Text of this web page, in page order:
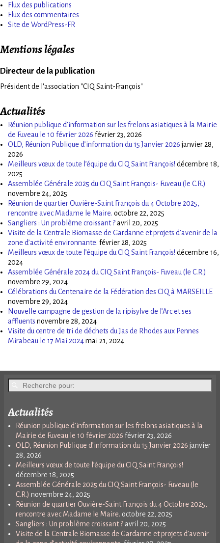
Flux des publications
Flux des commentaires
Site de WordPress-FR
Mentions légales
Directeur de la publication
Président de l'association "CIQ Saint-François"
Actualités
Réunion publique d’information sur les frelons asiatiques à la Mairie
de Fuveau le 10 février 2026 février 23, 2026
OLD, Réunion Publique d’information du 15 Janvier 2026 janvier 28,
2026
Meilleurs vœux de toute l’équipe du CIQ Saint François! décembre 18,
2025
Assemblée Générale 2025 du CIQ Saint François- Fuveau (le C.R.)
novembre 24, 2025
Réunion de quartier Ouvière-Saint François du 4 Octobre 2025,
rencontre avec Madame le Maire. octobre 22, 2025
Sangliers : Un problème croissant ?avril 20, 2025
Visite de la Centrale Biomasse de Gardanne et projets d’avenir de la
zone d’activité environnante. février 28, 2025
Meilleurs vœux de toute l’équipe du CIQ Saint François! décembre 16,
2024
Assemblée Générale 2024 du CIQ Saint François- Fuveau (le C.R.)
novembre 29, 2024
Célébrations du Centenaire de la Fédération des CIQ à MARSEILLE
novembre 29, 2024
Nouvelle campagne de gestion de la ripisylve de l’Arc et ses
affluents novembre 28, 2024
Visite du centre de tri de déchets du Jas de Rhodes aux Pennes
Mirabeau le 17 Mai 2024mai 21, 2024
Actualités
Réunion publique d’information sur les frelons asiatiques à la
Mairie de Fuveau le 10 février 2026 février 23, 2026
OLD, Réunion Publique d’information du 15 Janvier 2026 janvier
28, 2026
Meilleurs vœux de toute l’équipe du CIQ Saint François!
décembre 18, 2025
Assemblée Générale 2025 du CIQ Saint François- Fuveau (le
C.R.) novembre 24, 2025
Réunion de quartier Ouvière-Saint François du 4 Octobre 2025,
rencontre avec Madame le Maire. octobre 22, 2025
Sangliers : Un problème croissant ? avril 20, 2025
Visite de la Centrale Biomasse de Gardanne et projets d’avenir